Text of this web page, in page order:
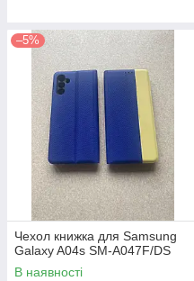
–5%
Чехол книжка для Samsung
Galaxy A04s SM-A047F/DS
В наявності